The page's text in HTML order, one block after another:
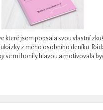
které jsem popsala svou vlastní
z mého osobního deníku.
se mi honily hlavou a motivovala